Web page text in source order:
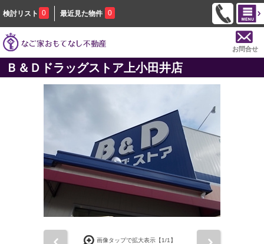
検討リスト 0 最近見た物件 0
お問合せ
Ｂ＆Ｄドラッグストア上小田井店
画像タップで拡大表示【1/1】